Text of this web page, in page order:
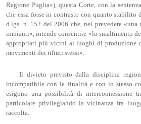
Regione Puglia»), questa Corte, con la
che essa fosse in contrasto con quanto stabilito
d.lgs. n. 152 del 2006 che, nel prevedere «una
impianti», intende consentire «lo smaltimento
appropriati più vicini ai luoghi di produzione
movimenti dei rifiuti stessi».
Il divieto previsto dalla disciplina
incompatibile con le finalità e con lo stesso
esigono una possibilità di interconnessione
particolare privilegiando la vicinanza fra
raccolta.